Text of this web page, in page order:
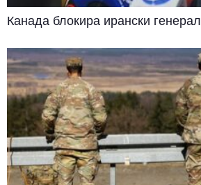
Канада блокира ирански генерал